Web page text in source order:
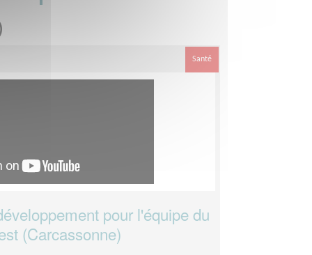
Santé
pour l'équipe du
(Carcassonne)